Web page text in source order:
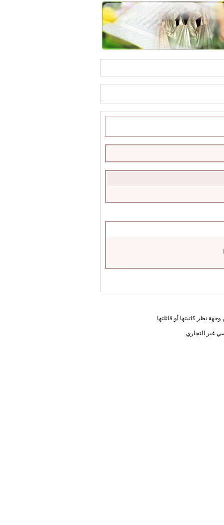
نظر كاتبتها أو قائلتها
غير التجاري